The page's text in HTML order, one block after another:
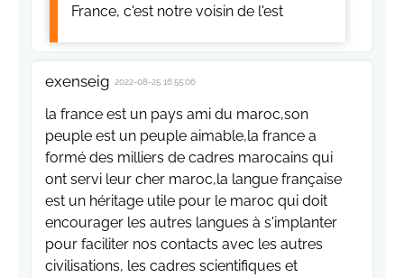
France, c'est notre voisin de l'est
exenseig 2022-08-25 16:55:06
la france est un pays ami du maroc,son
peuple est un peuple aimable,la france a
formé des milliers de cadres marocains qui
ont servi leur cher maroc,la langue française
est un héritage utile pour le maroc qui doit
encourager les autres langues à s'implanter
pour faciliter nos contacts avec les autres
civilisations, les cadres scientifiques et